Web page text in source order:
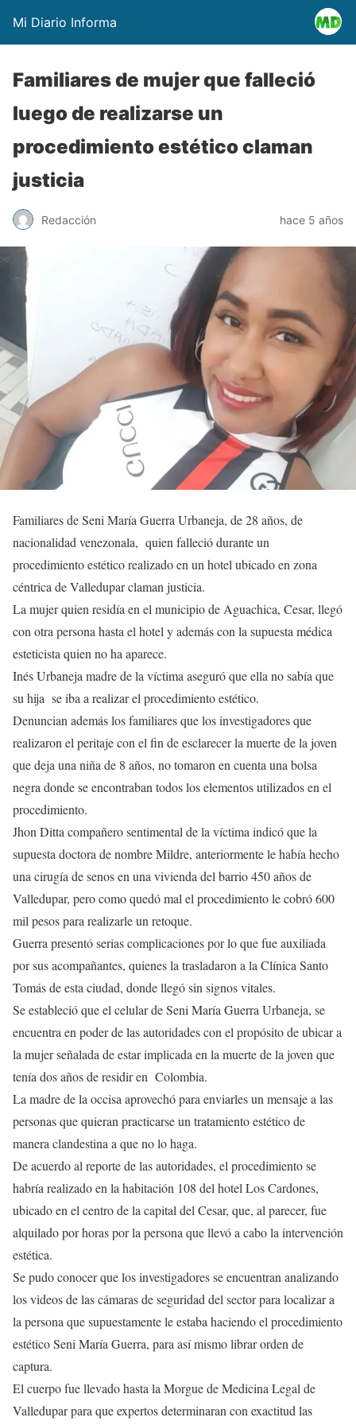
Mi Diario Informa
Familiares de mujer que falleció
luego de realizarse un
procedimiento estético claman
justicia
Redacción hace 5 años
Familiares de Seni María Guerra Urbaneja, de 28 años, de
nacionalidad venezonala, quien falleció durante un
procedimiento estético realizado en un hotel ubicado en zona
céntrica de Valledupar claman justicia.
La mujer quien residía en el municipio de Aguachica, Cesar, llegó
con otra persona hasta el hotel y además con la supuesta médica
esteticista quien no ha aparece.
Inés Urbaneja madre de la víctima aseguró que ella no sabía que
su hija se iba a realizar el procedimiento estético.
Denuncian además los familiares que los investigadores que
realizaron el peritaje con el fin de esclarecer la muerte de la joven
que deja una niña de 8 años, no tomaron en cuenta una bolsa
negra donde se encontraban todos los elementos utilizados en el
procedimiento.
Jhon Ditta compañero sentimental de la víctima indicó que la
supuesta doctora de nombre Mildre, anteriormente le había hecho
una cirugía de senos en una vivienda del barrio 450 años de
Valledupar, pero como quedó mal el procedimiento le cobró 600
mil pesos para realizarle un retoque.
Guerra presentó serias complicaciones por lo que fue auxiliada
por sus acompañantes, quienes la trasladaron a la Clínica Santo
Tomás de esta ciudad, donde llegó sin signos vitales.
Se estableció que el celular de Seni María Guerra Urbaneja, se
encuentra en poder de las autoridades con el propósito de ubicar a
la mujer señalada de estar implicada en la muerte de la joven que
tenía dos años de residir en Colombia.
La madre de la occisa aprovechó para enviarles un mensaje a las
personas que quieran practicarse un tratamiento estético de
manera clandestina a que no lo haga.
De acuerdo al reporte de las autoridades, el procedimiento se
habría realizado en la habitación 108 del hotel Los Cardones,
ubicado en el centro de la capital del Cesar, que, al parecer, fue
alquilado por horas por la persona que llevó a cabo la intervención
estética.
Se pudo conocer que los investigadores se encuentran analizando
los videos de las cámaras de seguridad del sector para localizar a
la persona que supuestamente le estaba haciendo el procedimiento
estético Seni María Guerra, para así mismo librar orden de
captura.
El cuerpo fue llevado hasta la Morgue de Medicina Legal de
Valledupar para que expertos determinaran con exactitud las